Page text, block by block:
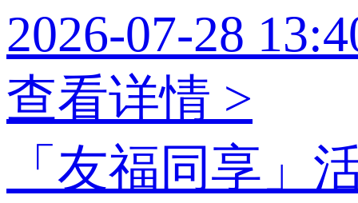
2026-07-28
查看详情 >
「友福同享」